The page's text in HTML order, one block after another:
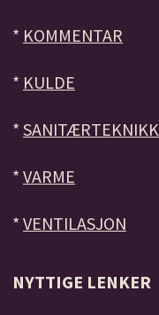
* KOMMENTAR
* KULDE
* SANITÆRTEKNIKK
* VARME
* VENTILASJON
NYTTIGE LENKER